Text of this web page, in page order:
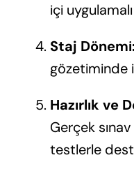
içi
Staj
gözetiminde
Hazırlık ve
Gerçek
testlerle